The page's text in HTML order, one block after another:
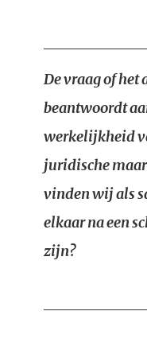
De vraag of
beantwoordt
werkelijkheid
juridische
vinden wij als
elkaar na een
zijn?